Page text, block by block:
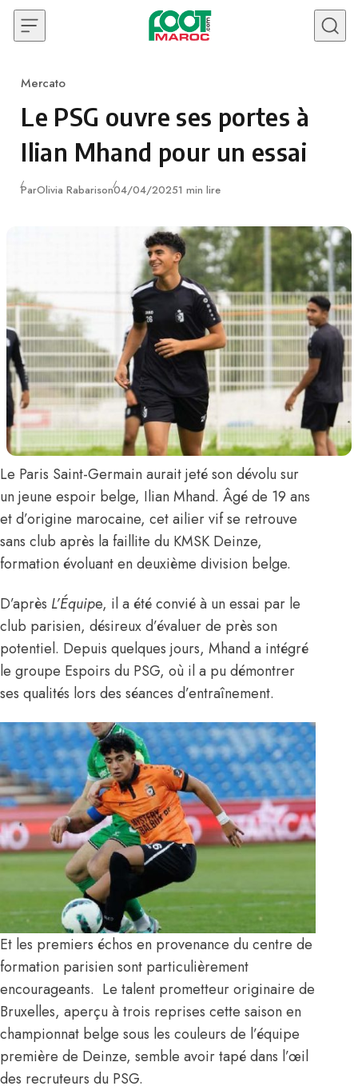
Skip to content
Category
Mercato
Le PSG ouvre ses portes à
Ilian Mhand pour un essai
ParOlivia RabarisonPublié
04/04/20251 min lire
Le Paris Saint-Germain aurait jeté son dévolu sur
un jeune espoir belge, Ilian Mhand. Âgé de 19 ans
et d’origine marocaine, cet ailier vif se retrouve
sans club après la faillite du KMSK Deinze,
formation évoluant en deuxième division belge.
D’après L’Équipe, il a été convié à un essai par le
club parisien, désireux d’évaluer de près son
potentiel. Depuis quelques jours, Mhand a intégré
le groupe Espoirs du PSG, où il a pu démontrer
ses qualités lors des séances d’entraînement.
Et les premiers échos en provenance du centre de
formation parisien sont particulièrement
encourageants. Le talent prometteur originaire de
Bruxelles, aperçu à trois reprises cette saison en
championnat belge sous les couleurs de l’équipe
première de Deinze, semble avoir tapé dans l’œil
des recruteurs du PSG.